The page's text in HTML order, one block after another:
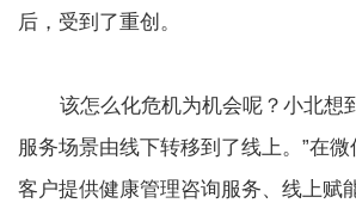
后，受到了重创。
该怎么化危机为机会呢？小北想
服务场景由线下转移到了线上。”在
客户提供健康管理咨询服务、线上赋